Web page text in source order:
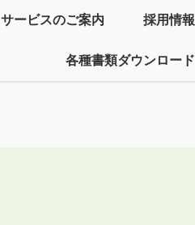
サービスのご案内 採用情報
各種書類ダウンロード